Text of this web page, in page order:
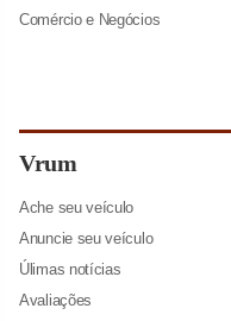
Comércio e Negócios
Vrum
Ache seu veículo
Anuncie seu veículo
Úlimas notícias
Avaliações